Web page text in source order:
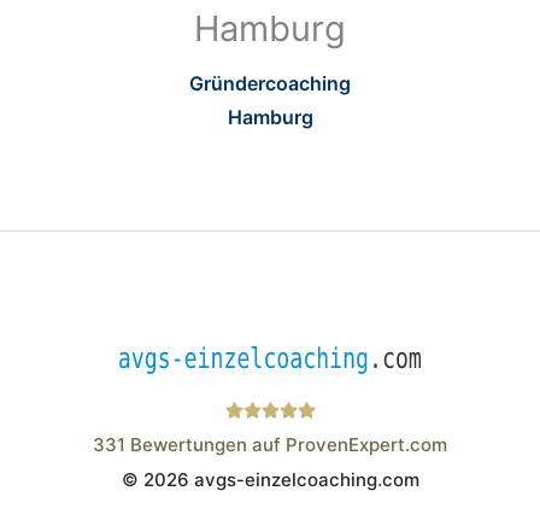
Hamburg
Gründercoaching
Hamburg
Wistor GmbH
331 Bewertungen auf ProvenExpert.com
© 2026 avgs-einzelcoaching.com